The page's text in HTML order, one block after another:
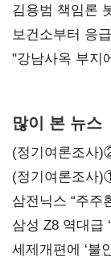
김용범 책임론
보건소부터 응
"강남사옥 부지
많이 본 뉴스
(정기여론조사
(정기여론조사
지지도 '50% 아
삼전닉스 “주주
보내
삼성 Z8 역대급
대전’
세제개편에 ‘불